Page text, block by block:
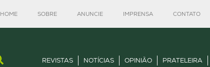
HOME SOBRE ANUNCIE IMPRENSA CONTATO
REVISTAS NOTÍCIAS OPINIÃO PRATELEIRA